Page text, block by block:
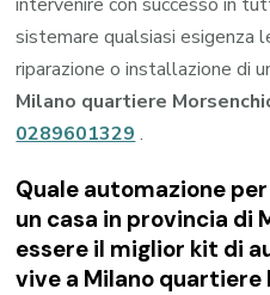
sistemare qualsiasi esigenza
riparazione o installazione di
Milano quartiere
0289601329 .
Quale automazione
un casa in provincia di
essere il miglior kit di
vive a Milano quartiere